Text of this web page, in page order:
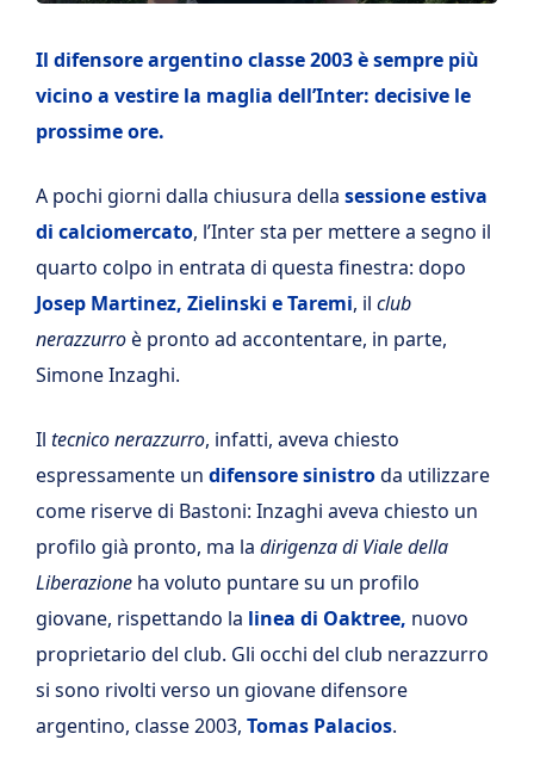
Il difensore argentino classe 2003 è sempre più
vicino a vestire la maglia dell’Inter: decisive le
prossime ore.
A pochi giorni dalla chiusura della sessione estiva
di calciomercato, l’Inter sta per mettere a segno il
quarto colpo in entrata di questa finestra: dopo
Josep Martinez, Zielinski e Taremi, il club
nerazzurroè pronto ad accontentare, in parte,
Simone Inzaghi.
Il tecnico nerazzurro, infatti, aveva chiesto
espressamente un difensore sinistroda utilizzare
come riserve di Bastoni: Inzaghi aveva chiesto un
profilo già pronto, ma la dirigenza di Viale della
Liberazione ha voluto puntare su un profilo
giovane, rispettando la linea di Oaktree, nuovo
proprietario del club. Gli occhi del club nerazzurro
si sono rivolti verso un giovane difensore
argentino, classe 2003, Tomas Palacios.